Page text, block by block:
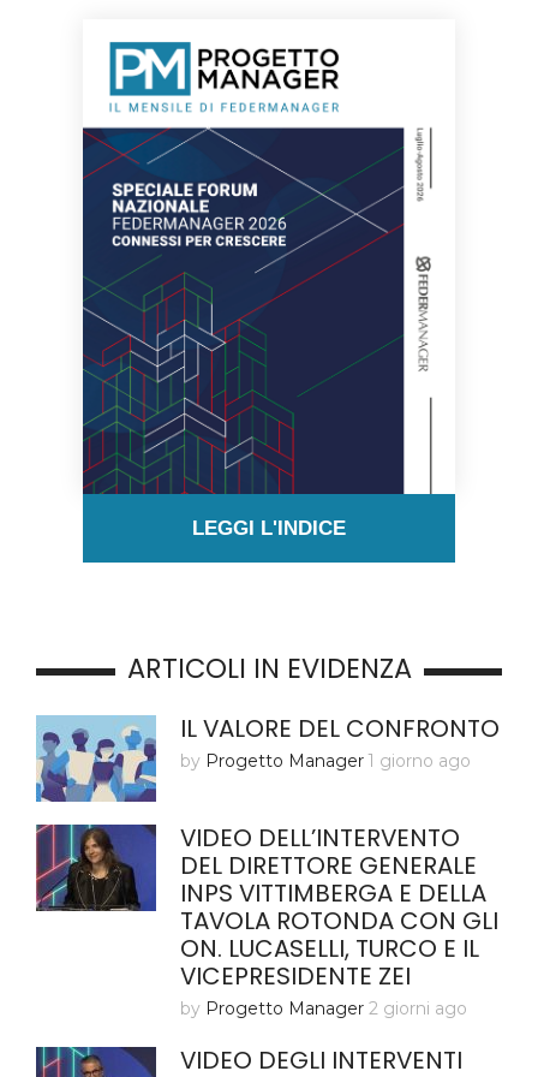
LEGGI L'INDICE
ARTICOLI IN EVIDENZA
IL VALORE DEL CONFRONTO
by Progetto Manager 1 giorno ago
VIDEO DELL’INTERVENTO
DEL DIRETTORE GENERALE
INPS VITTIMBERGA E DELLA
TAVOLA ROTONDA CON GLI
ON. LUCASELLI, TURCO E IL
VICEPRESIDENTE ZEI
by Progetto Manager 2 giorni ago
VIDEO DEGLI INTERVENTI